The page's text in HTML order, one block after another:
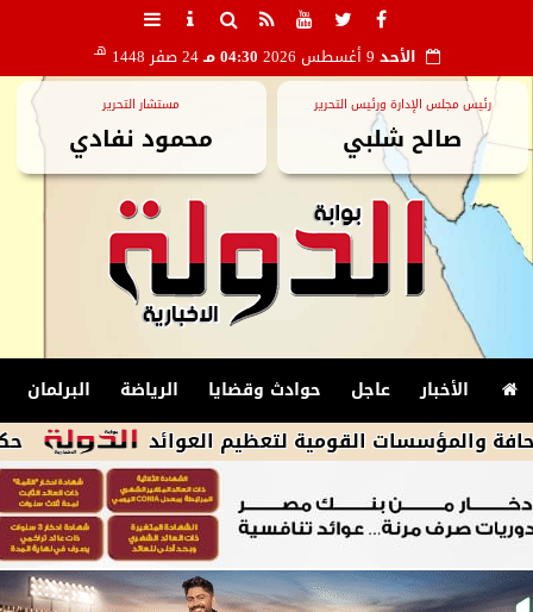
الأحد 04:30 مـ 24 صفر 1448 هـ
رئيس مجلس الإدارة ورئيس التحرير
صالح شلبي
مستشار التحرير
محمود نفادي
الأخبار عاجل حوادث وقضايا الرياضة البرلمان
حكم صلاة القومية لتعظيم العوائد